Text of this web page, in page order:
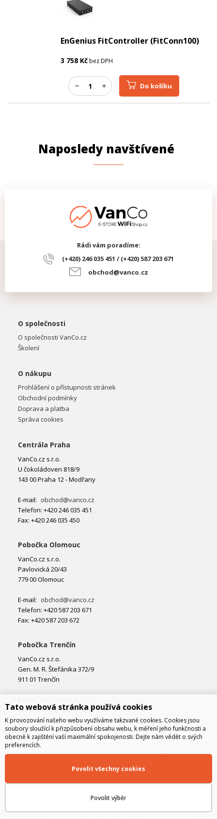
EnGenius FitController (FitConn100)
3 758 Kčbez DPH
Do košíku
Naposledy navštívené
Rádi vám poradíme:
(+420) 246 035 451 / (+420) 587 203 671
obchod@vanco.cz
O společnosti
O společnosti VanCo.cz
Školení
O nákupu
Prohlášení o přístupnosti stránek
Obchodní podmínky
Doprava a platba
Správa cookies
Centrála Praha
VanCo.cz s.r.o.
U čokoládoven 818/9
143 00 Praha 12 - Modřany
E-mail: obchod@vanco.cz
Telefon: +420 246 035 451
Fax: +420 246 035 450
Pobočka Olomouc
VanCo.cz s.r.o.
Pavlovická 20/43
779 00 Olomouc
E-mail: obchod@vanco.cz
Telefon: +420 587 203 671
Fax: +420 587 203 672
Pobočka Trenčín
VanCo.cz s.r.o.
Gen. M. R. Štefánika 372/9
911 01 Trenčín
Telefon: +421 32 877 74 02
Tato webová stránka používá cookies
K provozování našeho webu využíváme takzvané cookies. Cookies jsou
soubory sloužící k přizpůsobení obsahu webu, k měření jeho funkčnosti a
obecně k zajištění vaší maximální spokojenosti. Dejte nám vědět o svých
preferencích.
Povolit výběr
Povolit všechny cookies